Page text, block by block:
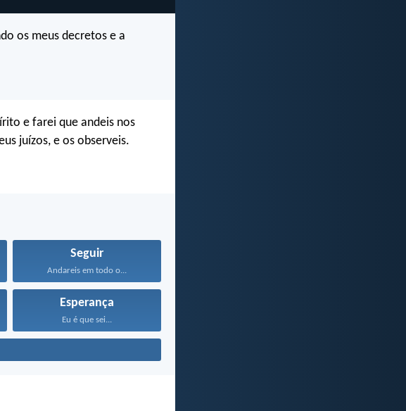
os meus decretos e a
e farei que andeis nos
juízos, e os observeis.
Seguir
Andareis em todo o...
Esperança
Eu é que sei...